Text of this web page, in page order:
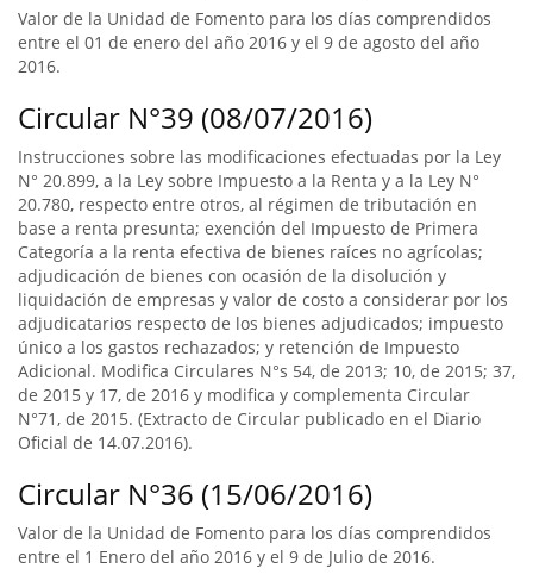
Valor de la Unidad de Fomento para los días comprendidos
entre el 01 de enero del año 2016 y el 9 de agosto del año
2016.
Circular N°39 (08/07/2016)
Instrucciones sobre las modificaciones efectuadas por la Ley
N° 20.899, a la Ley sobre Impuesto a la Renta y a la Ley N°
20.780, respecto entre otros, al régimen de tributación en
base a renta presunta; exención del Impuesto de Primera
Categoría a la renta efectiva de bienes raíces no agrícolas;
adjudicación de bienes con ocasión de la disolución y
liquidación de empresas y valor de costo a considerar por los
adjudicatarios respecto de los bienes adjudicados; impuesto
único a los gastos rechazados; y retención de Impuesto
Adicional. Modifica Circulares N°s 54, de 2013; 10, de 2015; 37,
de 2015 y 17, de 2016 y modifica y complementa Circular
N°71, de 2015. (Extracto de Circular publicado en el Diario
Oficial de 14.07.2016).
Circular N°36 (15/06/2016)
Valor de la Unidad de Fomento para los días comprendidos
entre el 1 Enero del año 2016 y el 9 de Julio de 2016.